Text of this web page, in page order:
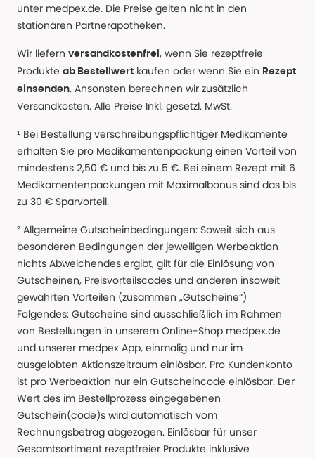
unter medpex.de. Die Preise gelten nicht in den
stationären Partnerapotheken.
Wir liefern versandkostenfrei, wenn Sie rezeptfreie
Produkte ab Bestellwert kaufen oder wenn Sie ein Rezept
einsenden. Ansonsten berechnen wir zusätzlich
Versandkosten. Alle Preise Inkl. gesetzl. MwSt.
¹ Bei Bestellung verschreibungspflichtiger Medikamente
erhalten Sie pro Medikamentenpackung einen Vorteil von
mindestens 2,50 € und bis zu 5 €. Bei einem Rezept mit 6
Medikamentenpackungen mit Maximalbonus sind das bis
zu 30 € Sparvorteil.
² Allgemeine Gutscheinbedingungen: Soweit sich aus
besonderen Bedingungen der jeweiligen Werbeaktion
nichts Abweichendes ergibt, gilt für die Einlösung von
Gutscheinen, Preisvorteilscodes und anderen insoweit
gewährten Vorteilen (zusammen „Gutscheine“)
Folgendes: Gutscheine sind ausschließlich im Rahmen
von Bestellungen in unserem Online-Shop medpex.de
und unserer medpex App, einmalig und nur im
ausgelobten Aktionszeitraum einlösbar. Pro Kundenkonto
ist pro Werbeaktion nur ein Gutscheincode einlösbar. Der
Wert des im Bestellprozess eingegebenen
Gutschein(code)s wird automatisch vom
Rechnungsbetrag abgezogen. Einlösbar für unser
Gesamtsortiment rezeptfreier Produkte inklusive